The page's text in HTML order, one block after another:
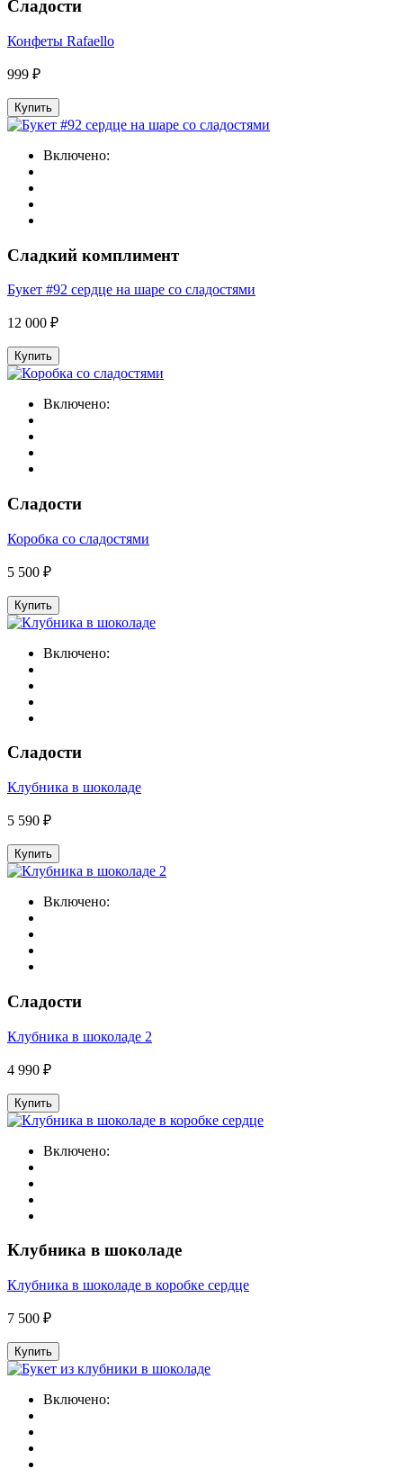
Сладости
Конфеты Rafaello
999 ₽
Купить
Включено:
Сладкий комплимент
Букет #92 сердце на шаре со сладостями
12 000 ₽
Купить
Включено:
Сладости
Коробка со сладостями
5 500 ₽
Купить
Включено:
Сладости
Клубника в шоколаде
5 590 ₽
Купить
Включено:
Сладости
Клубника в шоколаде 2
4 990 ₽
Купить
Включено:
Клубника в шоколаде
Клубника в шоколаде в коробке сердце
7 500 ₽
Купить
Включено: